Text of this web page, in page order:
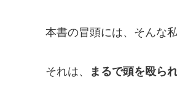
本書の冒頭には、そんな
それは、 まるで頭を殴ら